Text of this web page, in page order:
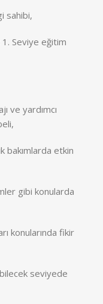
sahibi,
Seviye eğitim
ve yardımcı
bakımlarda etkin
gibi konularda
konularında fikir
seviyede